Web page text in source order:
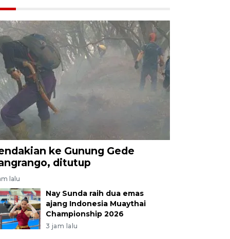
ke Gunung Gede
ditutup
lalu
Nay Sunda raih dua emas
ajang Indonesia Muaythai
Championship 2026
3 jam lalu